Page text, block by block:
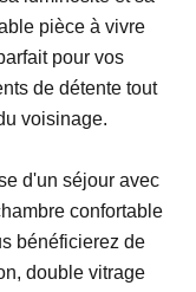
pièce à vivre
pour vos
de détente tout
voisinage.
d'un séjour avec
confortable
bénéficierez de
double vitrage